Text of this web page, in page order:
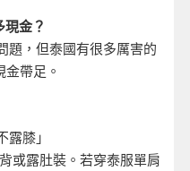
現金？
題，但泰國有很多厲害的
帶足。
膝」
或露肚裝。若穿泰服單肩